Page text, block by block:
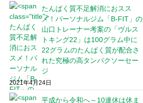
たんぱく質不足解消におスス
メ！パーソナルジム「B-FIT」の
山口トレーナー考案の「ヴルス
トキング22」は100グラム中に
22グラムのたんぱく質が配合さ
れた究極の高タンパクソーセー
ジ
2021年4月24日
平成から令和へ～10連休は休ま